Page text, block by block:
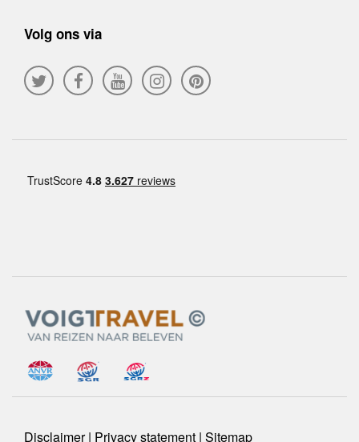
Volg ons via
Disclaimer| Privacy statement | Sitemap